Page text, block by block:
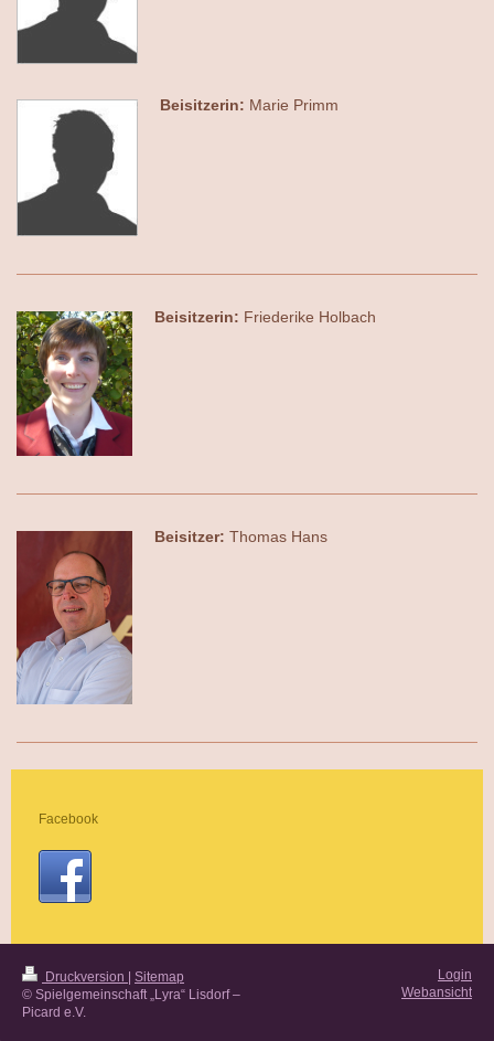
Beisitzerin: Marie Primm
Beisitzerin: Friederike Holbach
Beisitzer: Thomas Hans
Facebook
Druckversion | Sitemap
© Spielgemeinschaft „Lyra“ Lisdorf –
Picard e.V.
Login
Webansicht